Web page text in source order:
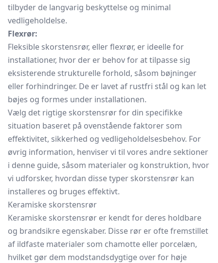
tilbyder de langvarig beskyttelse og minimal
vedligeholdelse.
Flexrør:
Fleksible skorstensrør, eller flexrør, er ideelle for
installationer, hvor der er behov for at tilpasse sig
eksisterende strukturelle forhold, såsom bøjninger
eller forhindringer. De er lavet af rustfri stål og kan let
bøjes og formes under installationen.
Vælg det rigtige skorstensrør for din specifikke
situation baseret på ovenstående faktorer som
effektivitet, sikkerhed og vedligeholdelsesbehov. For
øvrig information, henviser vi til vores andre sektioner
i denne guide, såsom materialer og konstruktion, hvor
vi udforsker, hvordan disse typer skorstensrør kan
installeres og bruges effektivt.
Keramiske skorstensrør
Keramiske skorstensrør er kendt for deres holdbare
og brandsikre egenskaber. Disse rør er ofte fremstillet
af ildfaste materialer som chamotte eller porcelæn,
hvilket gør dem modstandsdygtige over for høje